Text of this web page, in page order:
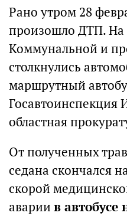
Рано утром 28
произошло ДТП. На
Коммунальной и
столкнулись
маршрутный
Госавтоинспекция
областная
От полученных
седана скончался
скорой
аварии в автобусе